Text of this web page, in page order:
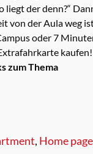
liegt der denn?“
von der Aula
oder 7
zum Thema
, Home page